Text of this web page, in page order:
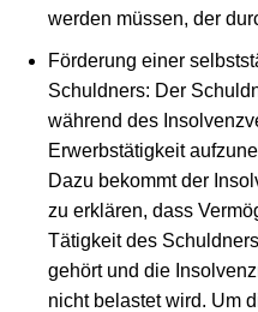
werden müssen, der
Förderung einer
Schuldners: Der
während des
Erwerbstätigkeit
Dazu bekommt der
zu erklären, dass
Tätigkeit des
gehört und die
nicht belastet wird. Um